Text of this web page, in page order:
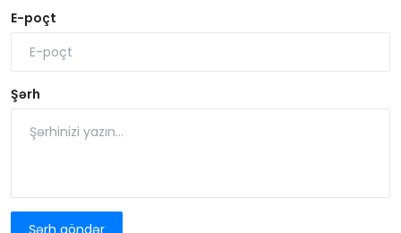
E-poçt
Şərh
Şərh göndər